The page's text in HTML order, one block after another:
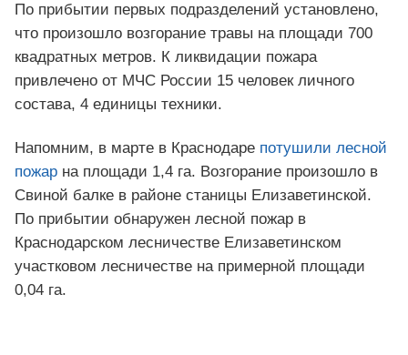
По прибытии первых подразделений установлено,
что произошло возгорание травы на площади 700
квадратных метров. К ликвидации пожара
привлечено от МЧС России 15 человек личного
состава, 4 единицы техники.
Напомним, в марте в Краснодаре потушили лесной
пожар на площади 1,4 га. Возгорание произошло в
Свиной балке в районе станицы Елизаветинской.
По прибытии обнаружен лесной пожар в
Краснодарском лесничестве Елизаветинском
участковом лесничестве на примерной площади
0,04 га.